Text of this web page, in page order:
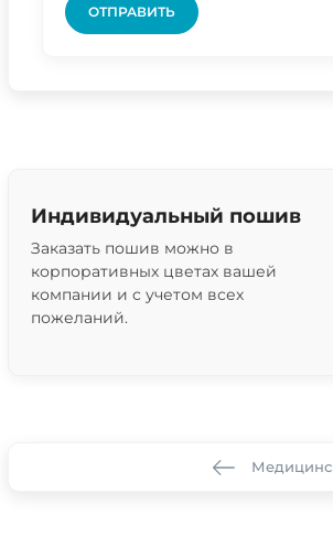
ОТПРАВИТЬ
Индивидуальный пошив
Заказать пошив можно в
корпоративных цветах вашей
компании и с учетом всех
пожеланий.